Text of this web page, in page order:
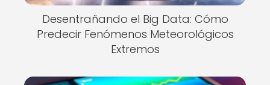
Desentrañando el Big Data: Cómo
Predecir Fenómenos Meteorológicos
Extremos